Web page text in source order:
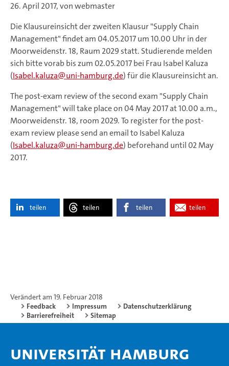
26. April 2017, von webmaster
Die Klausureinsicht der zweiten Klausur "Supply Chain
Management" findet am 04.05.2017 um 10.00 Uhr in der
Moorweidenstr. 18, Raum 2029 statt. Studierende melden
sich bitte vorab bis zum 02.05.2017 bei Frau Isabel Kaluza
(Isabel.kaluza@uni-hamburg.de) für die Klausureinsicht an.
The post-exam review of the second exam "Supply Chain
Management" will take place on 04 May 2017 at 10.00 a.m.,
Moorweidenstr. 18, room 2029. To register for the post-
exam review please send an email to Isabel Kaluza
(Isabel.kaluza@uni-hamburg.de) beforehand until 02 May
2017.
teilen teilen teilen teilen
Verändert am 19. Februar 2018
Feedback
Impressum
Datenschutzerklärung
Barrierefreiheit
Sitemap
Universität Hamburg